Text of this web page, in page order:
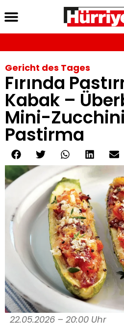
Gericht des Tages
Fırında
Kabak –
Mini-
Pastirma
22.05.2026 – 20:00 Uhr